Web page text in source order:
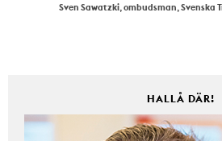
Sven Sawatzki, ombudsman,
HALLÅ DÄR!